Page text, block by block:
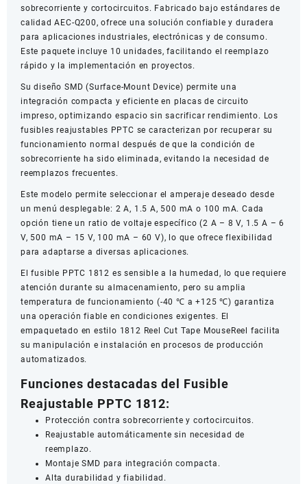
sobrecorriente y cortocircuitos. Fabricado bajo estándares de
calidad AEC-Q200, ofrece una solución confiable y duradera
para aplicaciones industriales, electrónicas y de consumo.
Este paquete incluye 10 unidades, facilitando el reemplazo
rápido y la implementación en proyectos.
Su diseño SMD (Surface-Mount Device) permite una
integración compacta y eficiente en placas de circuito
impreso, optimizando espacio sin sacrificar rendimiento. Los
fusibles reajustables PPTC se caracterizan por recuperar su
funcionamiento normal después de que la condición de
sobrecorriente ha sido eliminada, evitando la necesidad de
reemplazos frecuentes.
Este modelo permite seleccionar el amperaje deseado desde
un menú desplegable: 2 A, 1.5 A, 500 mA o 100 mA. Cada
opción tiene un ratio de voltaje específico (2 A – 8 V, 1.5 A – 6
V, 500 mA – 15 V, 100 mA – 60 V), lo que ofrece flexibilidad
para adaptarse a diversas aplicaciones.
El fusible PPTC 1812 es sensible a la humedad, lo que requiere
atención durante su almacenamiento, pero su amplia
temperatura de funcionamiento (-40 ℃ a +125 ℃) garantiza
una operación fiable en condiciones exigentes. El
empaquetado en estilo 1812 Reel Cut Tape MouseReel facilita
su manipulación e instalación en procesos de producción
automatizados.
Funciones destacadas del Fusible
Reajustable PPTC 1812:
Protección contra sobrecorriente y cortocircuitos.
Reajustable automáticamente sin necesidad de
reemplazo.
Montaje SMD para integración compacta.
Alta durabilidad y fiabilidad.